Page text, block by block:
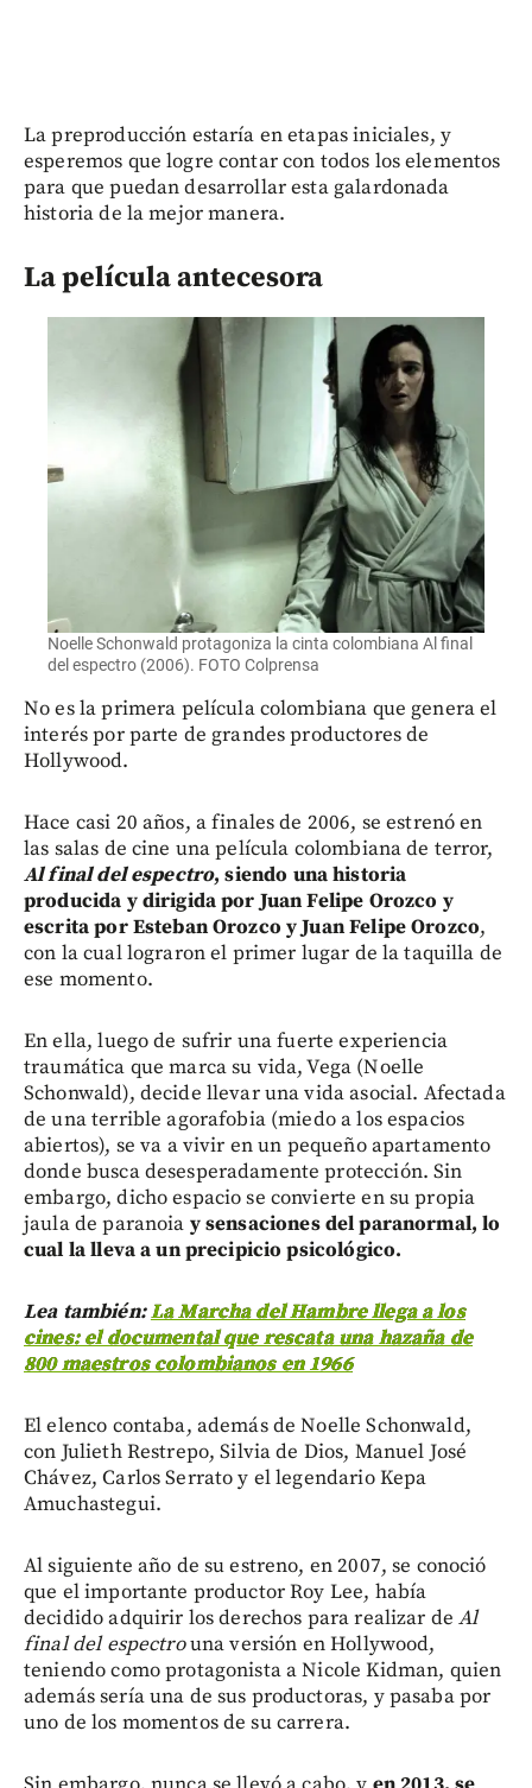
La preproducción estaría en etapas iniciales, y
esperemos que logre contar con todos los elementos
para que puedan desarrollar esta galardonada
historia de la mejor manera.
La película antecesora
Noelle Schonwald protagoniza la cinta colombiana Al final
del espectro (2006). FOTO Colprensa
No es la primera película colombiana que genera el
interés por parte de grandes productores de
Hollywood.
Hace casi 20 años, a finales de 2006, se estrenó en
las salas de cine una película colombiana de terror,
Al final del espectro, siendo una historia
producida y dirigida por Juan Felipe Orozco y
escrita por Esteban Orozco y Juan Felipe Orozco,
con la cual lograron el primer lugar de la taquilla de
ese momento.
En ella, luego de sufrir una fuerte experiencia
traumática que marca su vida, Vega (Noelle
Schonwald), decide llevar una vida asocial. Afectada
de una terrible agorafobia (miedo a los espacios
abiertos), se va a vivir en un pequeño apartamento
donde busca desesperadamente protección. Sin
embargo, dicho espacio se convierte en su propia
jaula de paranoia y sensaciones del paranormal, lo
cual la lleva a un precipicio psicológico.
Lea también:La Marcha del Hambre llega a los
cines: el documental que rescata una hazaña de
800 maestros colombianos en 1966
El elenco contaba, además de Noelle Schonwald,
con Julieth Restrepo, Silvia de Dios, Manuel José
Chávez, Carlos Serrato y el legendario Kepa
Amuchastegui.
Al siguiente año de su estreno, en 2007, se conoció
que el importante productor Roy Lee, había
decidido adquirir los derechos para realizar deAl
final del espectrouna versión en Hollywood,
teniendo como protagonista a Nicole Kidman, quien
además sería una de sus productoras, y pasaba por
uno de los momentos de su carrera.